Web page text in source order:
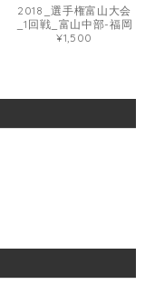
2018_選手権富山大会
_1回戦_富山中部-福岡
¥1,500